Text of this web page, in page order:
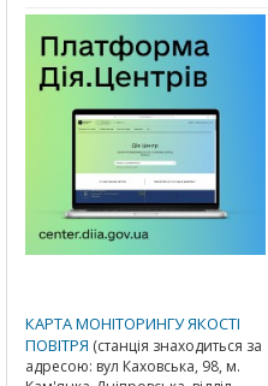
КАРТА МОНІТОРИНГУ ЯКОСТІ
ПОВІТРЯ (станція знаходиться за
адресою: вул Каховська, 98, м.